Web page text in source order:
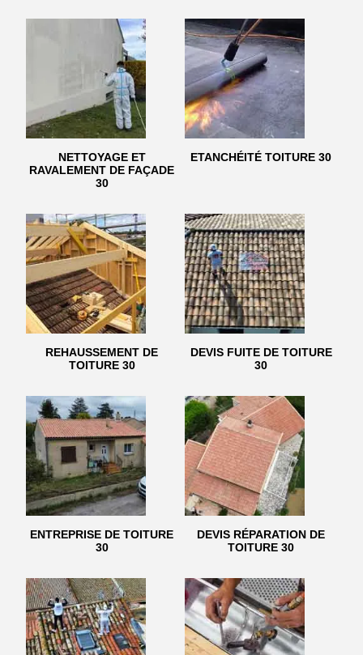
NETTOYAGE ET
RAVALEMENT DE FAÇADE
30
ETANCHÉITÉ TOITURE 30
REHAUSSEMENT DE
TOITURE 30
DEVIS FUITE DE TOITURE
30
ENTREPRISE DE TOITURE
30
DEVIS RÉPARATION DE
TOITURE 30